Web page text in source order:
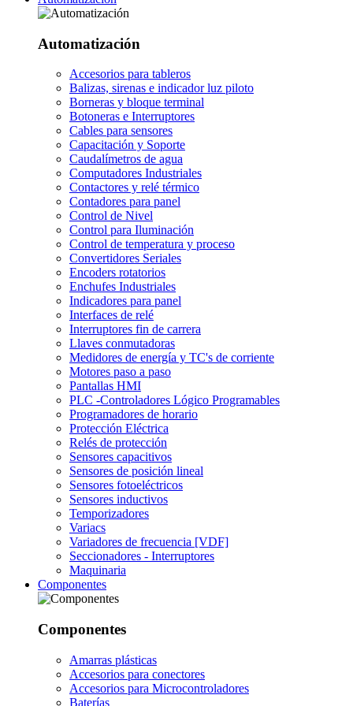
Automatización
Accesorios para tableros
Balizas, sirenas e indicador luz piloto
Borneras y bloque terminal
Botoneras e Interruptores
Cables para sensores
Capacitación y Soporte
Caudalímetros de agua
Computadores Industriales
Contactores y relé térmico
Contadores para panel
Control de Nivel
Control para Iluminación
Control de temperatura y proceso
Convertidores Seriales
Encoders rotatorios
Enchufes Industriales
Indicadores para panel
Interfaces de relé
Interruptores fin de carrera
Llaves conmutadoras
Medidores de energía y TC's de corriente
Motores paso a paso
Pantallas HMI
PLC -Controladores Lógico Programables
Programadores de horario
Protección Eléctrica
Relés de protección
Sensores capacitivos
Sensores de posición lineal
Sensores fotoeléctricos
Sensores inductivos
Temporizadores
Variacs
Variadores de frecuencia [VDF]
Seccionadores - Interruptores
Maquinaria
Componentes
Componentes
Amarras plásticas
Accesorios para conectores
Accesorios para Microcontroladores
Baterías